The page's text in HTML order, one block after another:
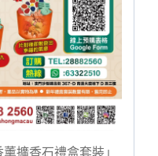
擴香石禮盒套裝」